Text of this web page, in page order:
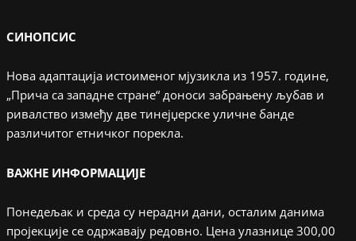
СИНОПСИС
Нова адаптација истоименог мјузикла из 1957. године,
„Прича са западне стране“ доноси забрањену љубав и
ривалство између две тинејџерске уличне банде
различитог етничког порекла.
ВАЖНЕ ИНФОРМАЦИЈЕ
Понедељак и среда су нерадни дани, осталим данима
пројекције се одржавају редовно. Цена улазнице 300,00